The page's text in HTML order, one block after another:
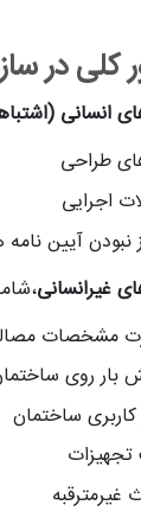
کلی در
انسانی
طراحی
اجرایی
نبودن آیین نامه
غیرانسانی
مشخصات
بار روی
کاربری ساختمان
غیرمترقبه